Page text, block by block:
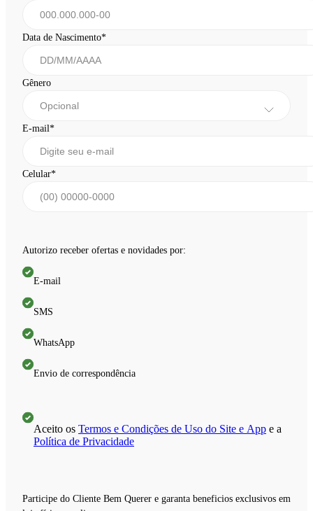
Data de Nascimento*
Gênero
E-mail*
Celular*
Autorizo receber ofertas e novidades por:
E-mail
SMS
WhatsApp
Envio de correspondência
Aceito os Termos e Condições de Uso do Site e App e a
Política de Privacidade
Participe do Cliente Bem Querer e garanta beneficios exclusivos em